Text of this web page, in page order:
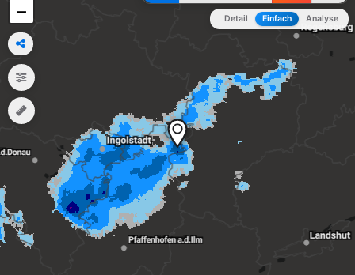
Detail Einfach Analyse
−